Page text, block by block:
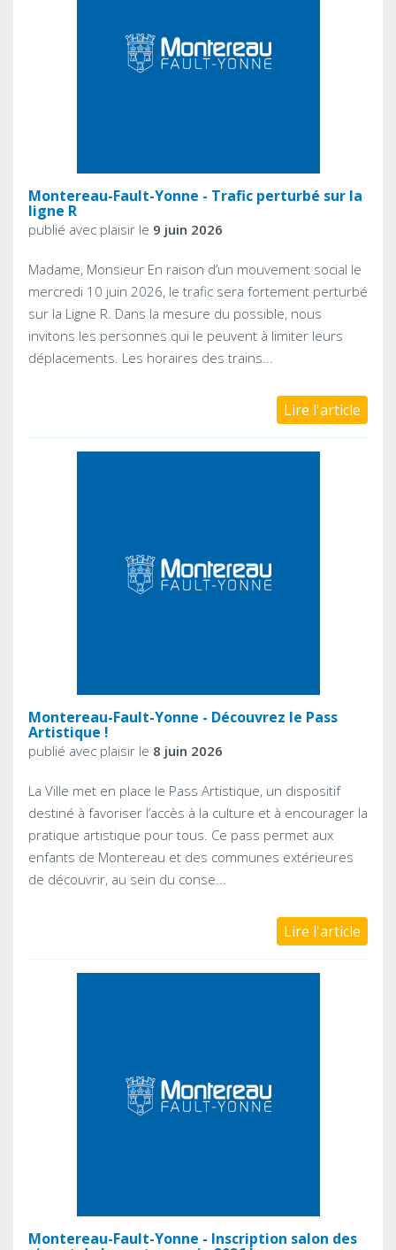
Montereau-Fault-Yonne - Trafic perturbé sur la
ligne R
publié avec plaisir le 9 juin 2026
Madame, Monsieur En raison d’un mouvement social le
mercredi 10 juin 2026, le trafic sera fortement perturbé
sur la Ligne R. Dans la mesure du possible, nous
invitons les personnes qui le peuvent à limiter leurs
déplacements. Les horaires des trains...
Lire l'article
Montereau-Fault-Yonne - Découvrez le Pass
Artistique !
publié avec plaisir le 8 juin 2026
La Ville met en place le Pass Artistique, un dispositif
destiné à favoriser l’accès à la culture et à encourager la
pratique artistique pour tous. Ce pass permet aux
enfants de Montereau et des communes extérieures
de découvrir, au sein du conse...
Lire l'article
Montereau-Fault-Yonne - Inscription salon des